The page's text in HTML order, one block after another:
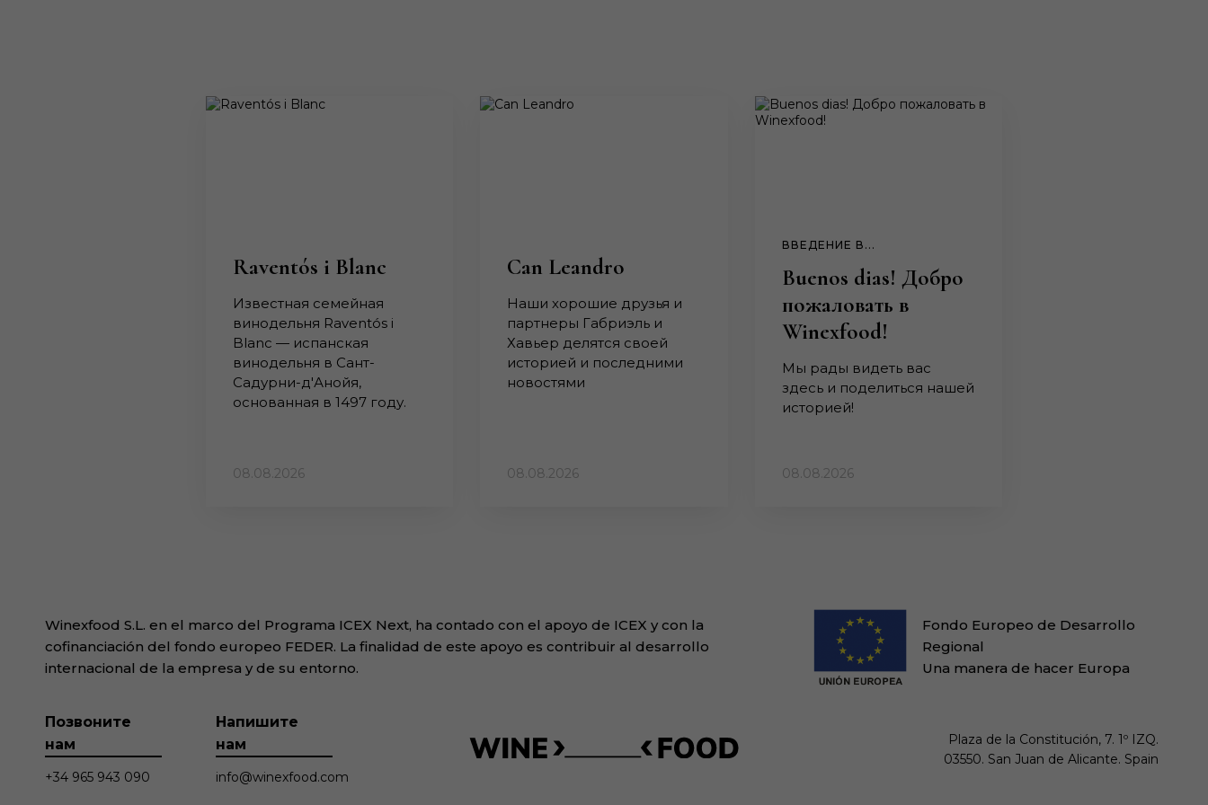
Raventós i Blanc
Известная семейная
винодельня Raventós i
Blanc — испанская
винодельня в Сант-
Садурни-д'Анойя,
основанная в 1497 году.
08.08.2026
Can Leandro
Наши хорошие друзья и
партнеры Габриэль и
Хавьер делятся своей
историей и последними
новостями
08.08.2026
ВВЕДЕНИЕ В...
Buenos dias! Добро
пожаловать в
Winexfood!
Мы рады видеть вас
здесь и поделиться нашей
историей!
08.08.2026
Winexfood S.L. en el marco del Programa ICEX Next, ha contado con el apoyo de ICEX y con la
cofinanciación del fondo europeo FEDER. La finalidad de este apoyo es contribuir al desarrollo
internacional de la empresa y de su entorno.
Fondo Europeo de Desarrollo
Regional
Una manera de hacer Europa
Позвоните
нам
+34 965 943 090
Напишите
нам
info@winexfood.com
Plaza de la Constitución, 7. 1º IZQ.
03550. San Juan de Alicante. Spain